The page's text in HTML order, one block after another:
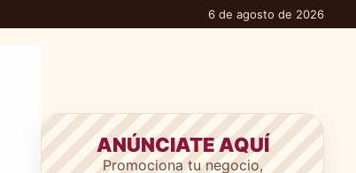
6 de agosto de 2026
ANÚNCIATE AQUÍ
Promociona tu negocio,